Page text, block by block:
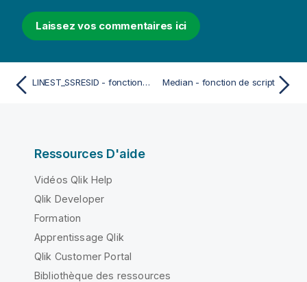
Laissez vos commentaires ici
LINEST_SSRESID - fonction de script Median - fonction de script
Ressources D'aide
Vidéos Qlik Help
Qlik Developer
Formation
Apprentissage Qlik
Qlik Customer Portal
Bibliothèque des ressources